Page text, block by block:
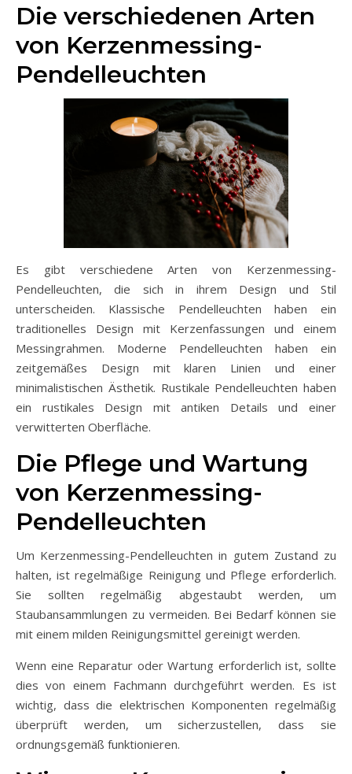
Die verschiedenen Arten
von Kerzenmessing-
Pendelleuchten
Es gibt verschiedene Arten von Kerzenmessing-
Pendelleuchten, die sich in ihrem Design und Stil
unterscheiden. Klassische Pendelleuchten haben ein
traditionelles Design mit Kerzenfassungen und einem
Messingrahmen. Moderne Pendelleuchten haben ein
zeitgemäßes Design mit klaren Linien und einer
minimalistischen Ästhetik. Rustikale Pendelleuchten haben
ein rustikales Design mit antiken Details und einer
verwitterten Oberfläche.
Die Pflege und Wartung
von Kerzenmessing-
Pendelleuchten
Um Kerzenmessing-Pendelleuchten in gutem Zustand zu
halten, ist regelmäßige Reinigung und Pflege erforderlich.
Sie sollten regelmäßig abgestaubt werden, um
Staubansammlungen zu vermeiden. Bei Bedarf können sie
mit einem milden Reinigungsmittel gereinigt werden.
Wenn eine Reparatur oder Wartung erforderlich ist, sollte
dies von einem Fachmann durchgeführt werden. Es ist
wichtig, dass die elektrischen Komponenten regelmäßig
überprüft werden, um sicherzustellen, dass sie
ordnungsgemäß funktionieren.